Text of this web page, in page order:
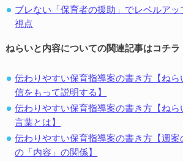
ブレない「保育者の援助」でレベルア
視点
ねらいと内容についての関連記事はコチラ
伝わりやすい保育指導案の書き方【ねら
信をもって説明する】
伝わりやすい保育指導案の書き方【ね
言葉とは】
伝わりやすい保育指導案の書き方【週
の「内容」の関係】